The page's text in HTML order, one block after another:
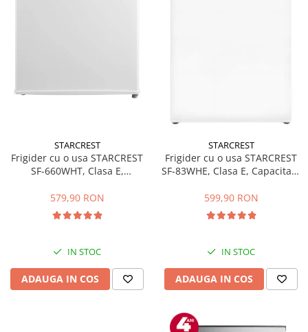
STARCREST
Frigider cu o usa STARCREST
SF-660WHT, Clasa E,
579,90 RON
IN STOC
ADAUGA IN COS
STARCREST
Frigider cu o usa STARCREST
SF-83WHE, Clasa E, Capacitate
Compartiment gheata, H 85
cm, Alb
599,90 RON
IN STOC
ADAUGA IN COS